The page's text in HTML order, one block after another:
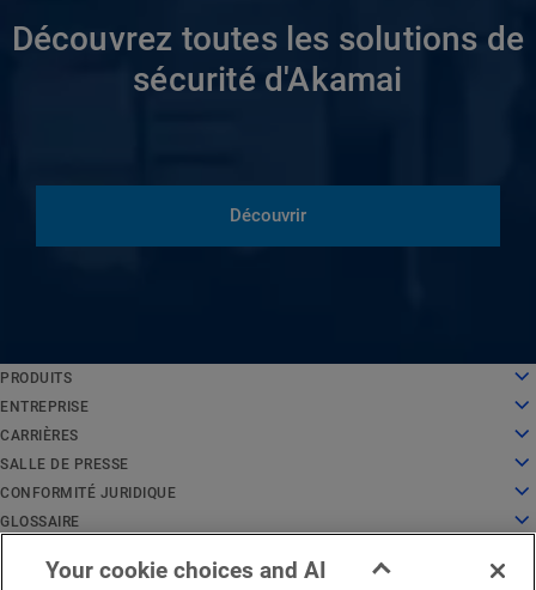
Découvrez toutes les solutions de
sécurité d'Akamai
Découvrir
PRODUITS
Cloud Computing
Sécurité
Diffusion de contenu
Tous les produits et essais
Global Services
ENTREPRISE
À propos de nous
Histoire
Direction
Récompenses
Conseil d'administration
Infrastructure pour l'innovation
CARRIÈRES
Carrières
Travailler chez Akamai
Étudiants et récents diplômés
Environnement de travail inclusif
Rechercher un emploi
SALLE DE PRESSE
Salle de presse
Communiqués de presse
Dans l'actualité
Ressources multimédias
CONFORMITÉ JURIDIQUE
Juridique
Conformité en matière de sécurité de l'information
Centre de confiance pour la protection de la vie privée
GLOSSAIRE
Qu'est-ce que la sécurité des API ?
Qu'est-ce qu'un réseau de diffusion de contenu (CDN) ?
Avis juridiques région EMEAÉtat du service Nous contacter
English
Deutsch
Español
Français
Italiano
Português
中文
日本語Your cookie choices and AI